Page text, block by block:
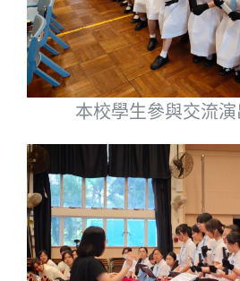
本校學生參與交流